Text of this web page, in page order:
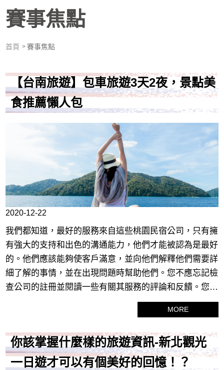
賽事焦點
首頁 賽事焦點
【台南旅遊】包車旅遊3天2夜，景點美
食推薦懶人包
2020-12-22
我們都知道，最好的服務來自這些桃園民宿公司，只有擁
有強大的支持和出色的溝通能力，他們才能被認為是最好
的。他們應該能夠使客戶滿意，並向他們解釋他們需要詳
細了解的事情，並在出現問題時幫助他們。您不應忘記檢
查公司的註冊並閱讀一些有關其服務的評論和反饋。您可
以做的第一件事就是尋找在桃園民宿工作的代理商。確保
他們具有適當的許可證，並且對工作非常了解。有時很難
旅行還是休閒旅行，都沒關係，因為好的桃園民宿公司可
以為您安排包車旅遊。
MORE
你該掌握什麼樣的旅遊資訊-新北觀光
一日遊才可以有個美好的回憶！？